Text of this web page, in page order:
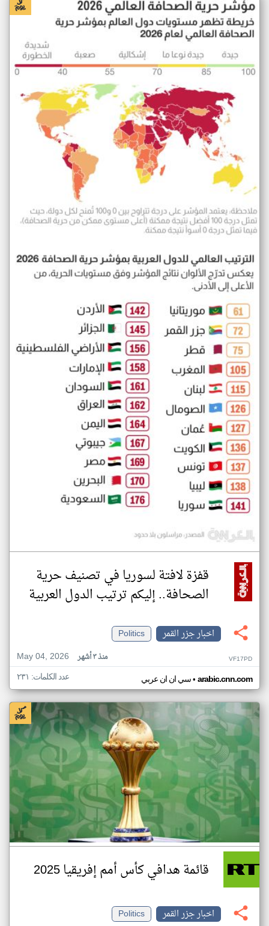
قفزة لافتة لسوريا في تصنيف حرية
الصحافة.. إليكم ترتيب الدول العربية
اخبار جزر القمر
Politics
May 04, 2026
منذ ٣ أشهر VF17PD
سي ان ان عربي• arabic.cnn.com عدد الكلمات: ٢٣١
قائمة هدافي كأس أمم إفريقيا 2025
اخبار جزر القمر
Politics